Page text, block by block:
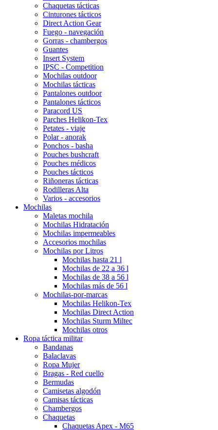
Chaquetas tácticas
Cinturones tácticos
Direct Action Gear
Fuego - navegación
Gorras - chambergos
Guantes
Insert System
IPSC - Competition
Mochilas outdoor
Mochilas tácticas
Pantalones outdoor
Pantalones tácticos
Paracord US
Parches Helikon-Tex
Petates - viaje
Polar - anorak
Ponchos - basha
Pouches bushcraft
Pouches médicos
Pouches tácticos
Riñoneras tácticas
Rodilleras Alta
Varios - accesorios
Mochilas
Maletas mochila
Mochilas Hidratación
Mochilas impermeables
Accesorios mochilas
Mochilas por Litros
Mochilas hasta 21 l
Mochilas de 22 a 36 l
Mochilas de 38 a 56 l
Mochilas más de 56 l
Mochilas-por-marcas
Mochilas Helikon-Tex
Mochilas Direct Action
Mochilas Sturm Miltec
Mochilas otros
Ropa táctica militar
Bandanas
Balaclavas
Ropa Mujer
Bragas - Red cuello
Bermudas
Camisetas algodón
Camisas tácticas
Chambergos
Chaquetas
Chaquetas Apex - M65